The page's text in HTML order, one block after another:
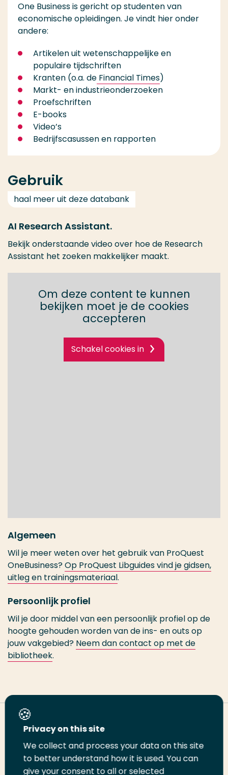
One Business is gericht op studenten van
economische opleidingen. Je vindt hier onder
andere:
Artikelen uit wetenschappelijke en
populaire tijdschriften
Kranten (o.a. de Financial Times)
Markt- en industrieonderzoeken
Proefschriften
E-books
Video’s
Bedrijfscasussen en rapporten
Gebruik
haal meer uit deze databank
AI Research Assistant.
Bekijk onderstaande video over hoe de Research
Assistant het zoeken makkelijker maakt.
Om deze content te kunnen
bekijken moet je de cookies
accepteren
Schakel cookies in
Algemeen
Wil je meer weten over het gebruik van ProQuest
OneBusiness?Op ProQuest Libguides vind je gidsen,
uitleg en trainingsmateriaal.
Persoonlijk profiel
Wil je door middel van een persoonlijk profiel op de
hoogte gehouden worden van de ins- en outs op
jouw vakgebied? Neem dan contact op met de
bibliotheek.
Deel deze pagina
DeelDeelDeelEmailPrint
Privacy on this site
We collect and process your data on this site
to better understand how it is used. You can
give your consent to all or selected